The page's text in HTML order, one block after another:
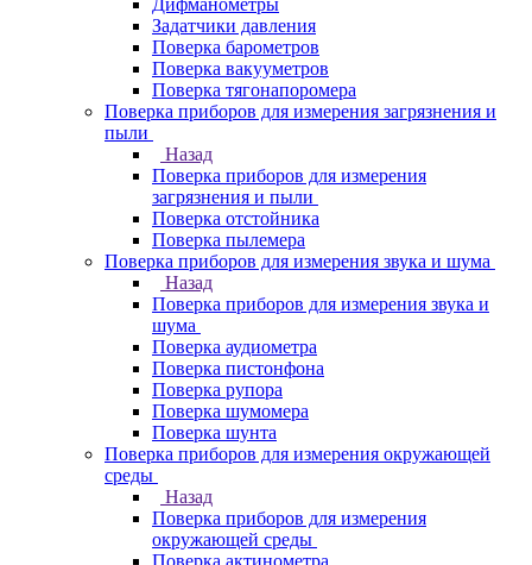
Дифманометры
Задатчики давления
Поверка барометров
Поверка вакууметров
Поверка тягонапоромера
Поверка приборов для измерения загрязнения и
пыли
Назад
Поверка приборов для измерения
загрязнения и пыли
Поверка отстойника
Поверка пылемера
Поверка приборов для измерения звука и шума
Назад
Поверка приборов для измерения звука и
шума
Поверка аудиометра
Поверка пистонфона
Поверка рупора
Поверка шумомера
Поверка шунта
Поверка приборов для измерения окружающей
среды
Назад
Поверка приборов для измерения
окружающей среды
Поверка актинометра